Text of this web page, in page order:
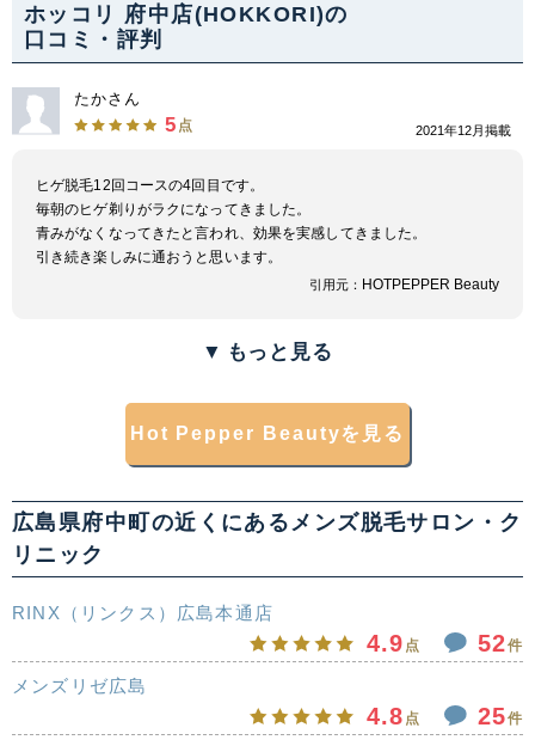
ホッコリ 府中店(HOKKORI)の
口コミ・評判
たかさん
5 点 2021年12月掲載
ヒゲ脱毛12回コースの4回目です。
毎朝のヒゲ剃りがラクになってきました。
青みがなくなってきたと言われ、効果を実感してきました。
引き続き楽しみに通おうと思います。
引用元： HOTPEPPER Beauty
▼ もっと見る
Hot Pepper Beautyを見る
広島県府中町の近くにあるメンズ脱毛サロン・ク
リニック
RINX（リンクス）広島本通店
4.9 点 52件
メンズリゼ広島
4.8 点 25件